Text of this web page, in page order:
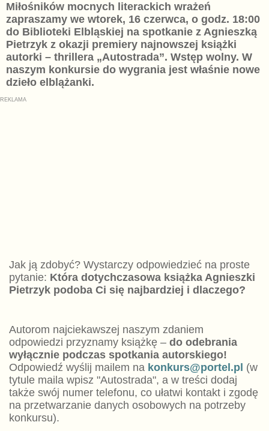
Miłośników mocnych literackich wrażeń
zapraszamy we wtorek, 16 czerwca, o godz. 18:00
do Biblioteki Elbląskiej na spotkanie z Agnieszką
Pietrzyk z okazji premiery najnowszej książki
autorki – thrillera „Autostrada”. Wstęp wolny. W
naszym konkursie do wygrania jest właśnie nowe
dzieło elblążanki.
Jak ją zdobyć? Wystarczy odpowiedzieć na proste
pytanie: Która dotychczasowa książka Agnieszki
Pietrzyk podoba Ci się najbardziej i dlaczego?
Autorom najciekawszej naszym zdaniem
odpowiedzi przyznamy książkę – do odebrania
wyłącznie podczas spotkania autorskiego!
Odpowiedź wyślij mailem na konkurs@portel.pl (w
tytule maila wpisz "Autostrada", a w treści dodaj
także swój numer telefonu, co ułatwi kontakt i zgodę
na przetwarzanie danych osobowych na potrzeby
konkursu).